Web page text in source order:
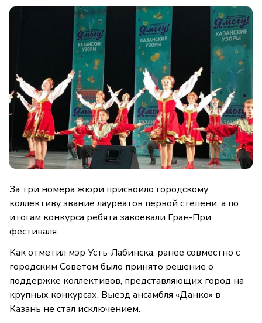
За три номера жюри присвоило городскому
коллективу звание лауреатов первой степени, а по
итогам конкурса ребята завоевали Гран-При
фестиваля.
Как отметил мэр Усть-Лабинска, ранее совместно с
городским Советом было принято решение о
поддержке коллективов, представляющих город на
крупных конкурсах. Выезд ансамбля «Данко» в
Казань не стал исключением.